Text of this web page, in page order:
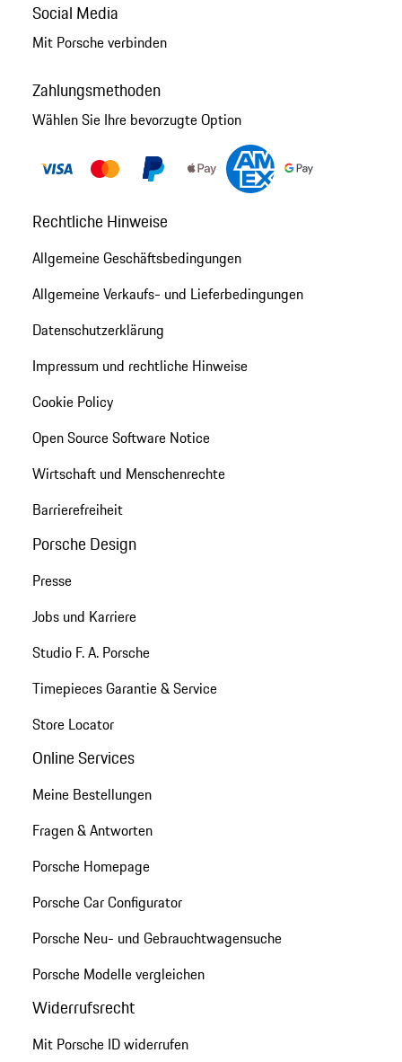
Social Media
Mit Porsche verbinden
Zahlungsmethoden
Wählen Sie Ihre bevorzugte Option
Rechtliche Hinweise
Allgemeine Geschäftsbedingungen
Allgemeine Verkaufs- und Lieferbedingungen
Datenschutzerklärung
Impressum und rechtliche Hinweise
Cookie Policy
Open Source Software Notice
Wirtschaft und Menschenrechte
Barrierefreiheit
Porsche Design
Presse
Jobs und Karriere
Studio F. A. Porsche
Timepieces Garantie & Service
Store Locator
Online Services
Meine Bestellungen
Fragen & Antworten
Porsche Homepage
Porsche Car Configurator
Porsche Neu- und Gebrauchtwagensuche
Porsche Modelle vergleichen
Widerrufsrecht
Mit Porsche ID widerrufen